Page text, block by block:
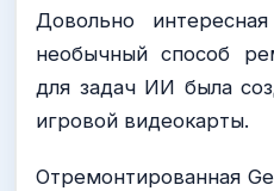
Довольно
необычный способ
для задач ИИ была
игровой видеокарты.
Отремонтированная